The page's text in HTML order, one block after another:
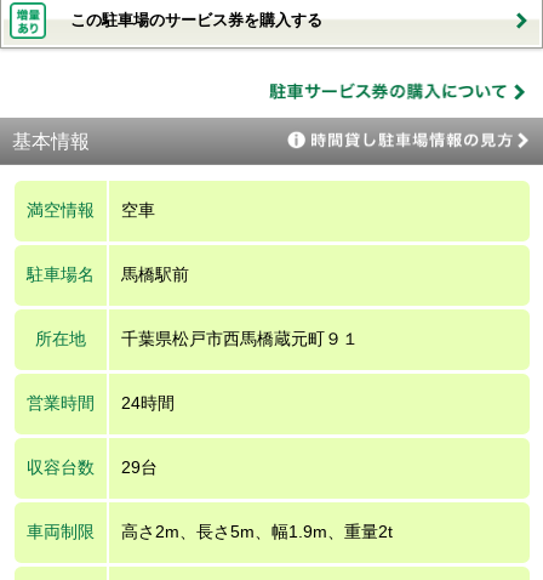
この駐車場のサービス券を購入する
基本情報
満空情報 空車
駐車場名 馬橋駅前
所在地 千葉県松戸市西馬橋蔵元町９１
営業時間 24時間
収容台数 29台
車両制限 高さ2m、長さ5m、幅1.9m、重量2t